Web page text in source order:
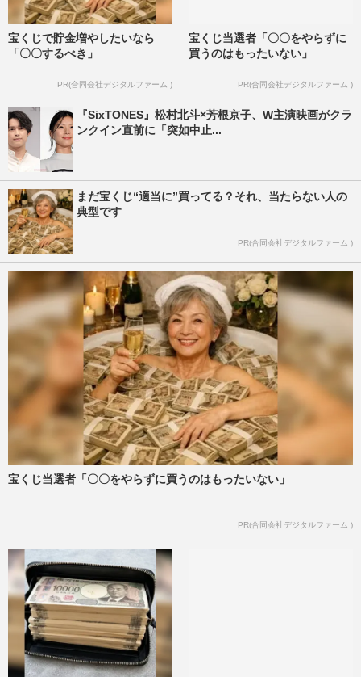
宝くじで貯金増やしたいなら
「〇〇するべき」
PR(合同会社デジタルファーム )
宝くじ当選者「〇〇をやらずに
買うのはもったいない」
PR(合同会社デジタルファーム )
『SixTONES』松村北斗×芳根京子、W主演映画がクラ
ンクイン直前に「突如中止...
まだ宝くじ“適当に”買ってる？それ、当たらない人の
典型です
PR(合同会社デジタルファーム )
宝くじ当選者「〇〇をやらずに買うのはもったいない」
PR(合同会社デジタルファーム )